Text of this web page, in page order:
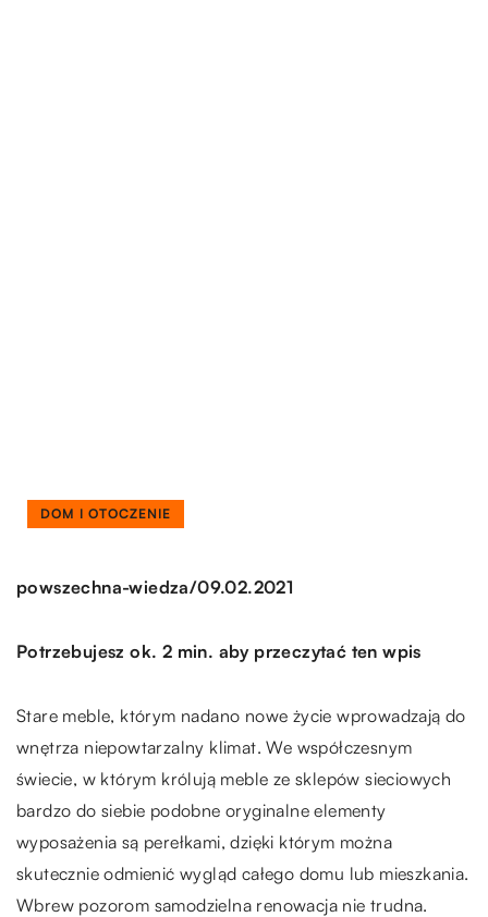
DOM I OTOCZENIE
powszechna-wiedza/09.02.2021
Potrzebujesz ok. 2 min. aby przeczytać ten wpis
Stare meble, którym nadano nowe życie wprowadzają do
wnętrza niepowtarzalny klimat. We współczesnym
świecie, w którym królują meble ze sklepów sieciowych
bardzo do siebie podobne oryginalne elementy
wyposażenia są perełkami, dzięki którym można
skutecznie odmienić wygląd całego domu lub mieszkania.
Wbrew pozorom samodzielna renowacja nie trudna.